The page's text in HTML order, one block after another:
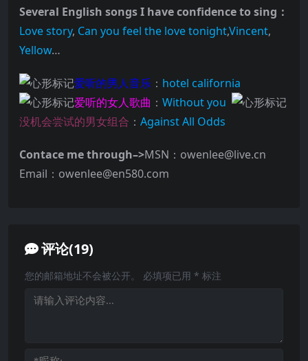
Several English songs I have confidence to sing：
Love story, Can you feel the love tonight,Vincent,
Yellow…
爱听的男人音乐 ： hotel california
爱听的女人歌曲 ： Without you
没机会尝试的男女组合 ： Against All Odds
Contace me through–>MSN：owenlee@live.cn
Email：owenlee@en580.com
评论(19)
您的邮箱地址不会被公开。 必填项已用 * 标注